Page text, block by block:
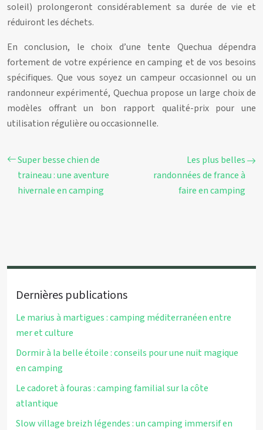
soleil) prolongeront considérablement sa durée de vie et
réduiront les déchets.
En conclusion, le choix d’une tente Quechua dépendra
fortement de votre expérience en camping et de vos besoins
spécifiques. Que vous soyez un campeur occasionnel ou un
randonneur expérimenté, Quechua propose un large choix de
modèles offrant un bon rapport qualité-prix pour une
utilisation régulière ou occasionnelle.
Super besse chien de
traineau : une aventure
hivernale en camping
Les plus belles
randonnées de france à
faire en camping
Dernières publications
Le marius à martigues : camping méditerranéen entre
mer et culture
Dormir à la belle étoile : conseils pour une nuit magique
en camping
Le cadoret à fouras : camping familial sur la côte
atlantique
Slow village breizh légendes : un camping immersif en